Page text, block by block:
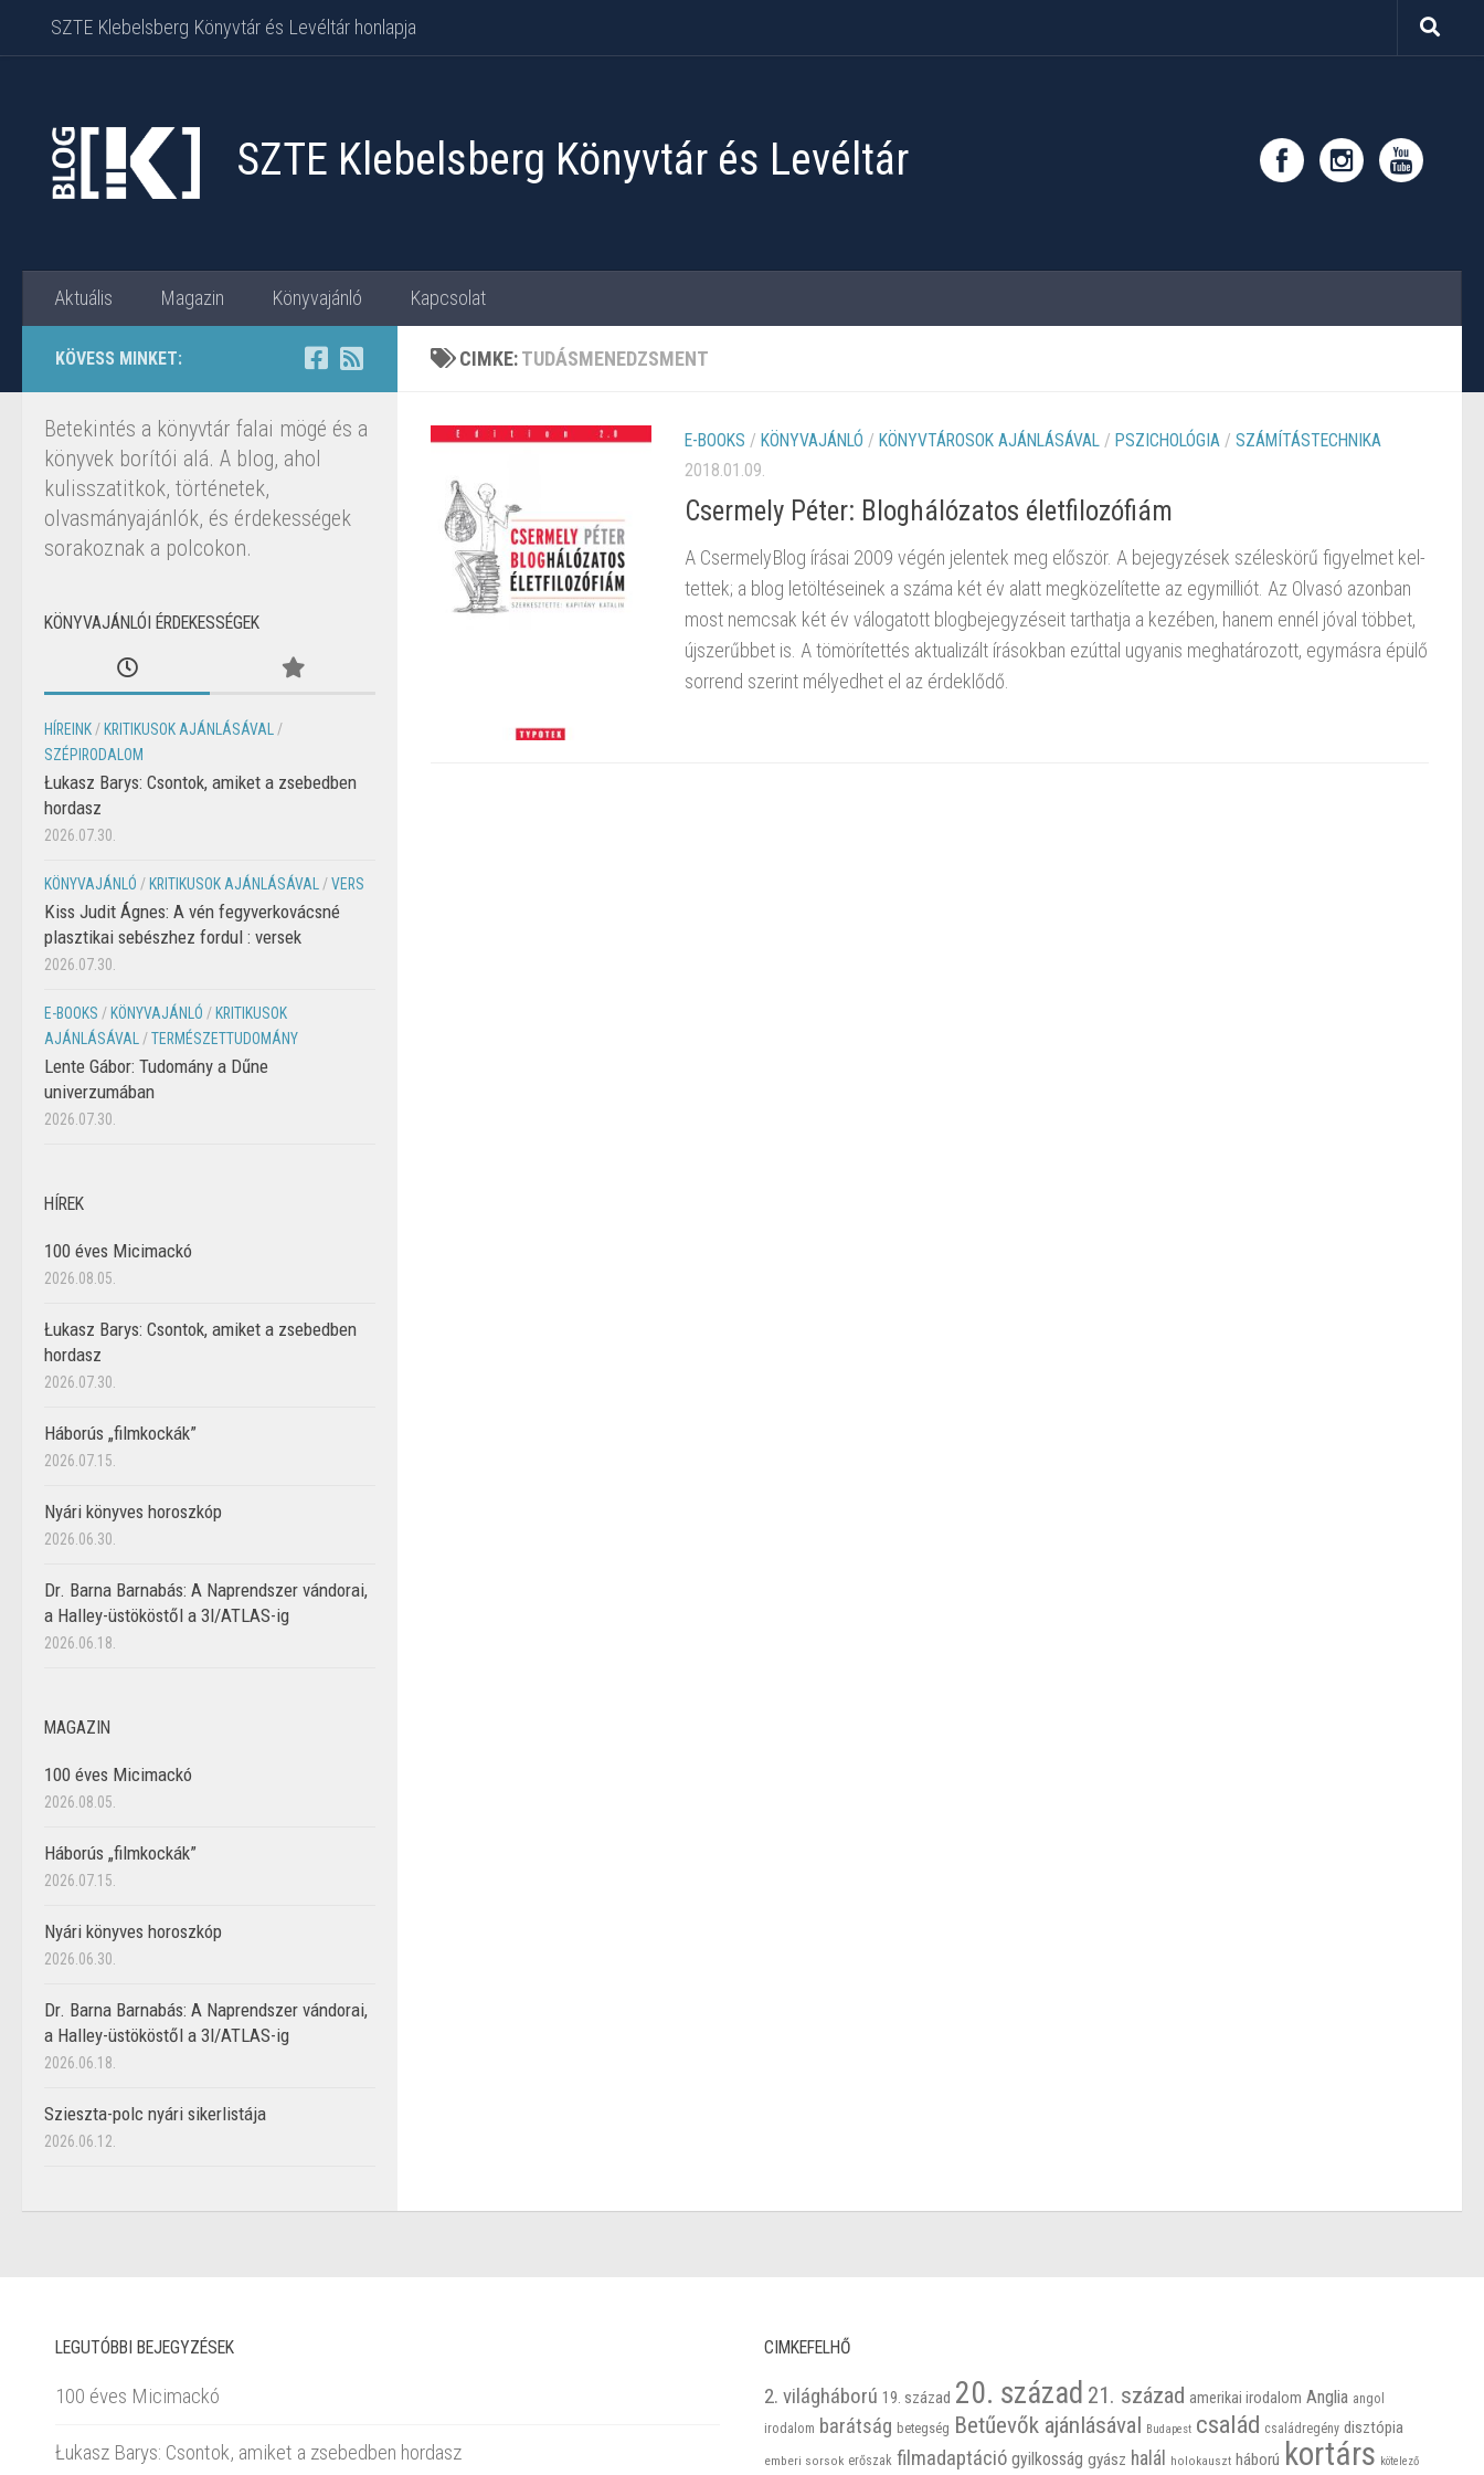
Skip to content
SZTE Klebelsberg Könyvtár és Levéltár honlapja
SZTE Klebelsberg Könyvtár és Levéltár
Aktuális Magazin Könyvajánló Kapcsolat
CIMKE:TUDÁSMENEDZSMENT
E-BOOKS / KÖNYVAJÁNLÓ / KÖNYVTÁROSOK AJÁNLÁSÁVAL / PSZICHOLÓGIA / SZÁMÍTÁSTECHNIKA
2018.01.09.
Csermely Péter: Bloghálózatos életfilozófiám
A Cser­mely­Blog írá­sai 2009 végén je­len­tek meg elő­ször. A be­jegy­zé­sek szé­les­kö­rű fi­gyel­met kel­
tet­tek; a blog le­töl­té­se­i­nek a száma két év alatt meg­kö­ze­lí­tet­te az egy­mil­li­ót. Az Ol­va­só azon­ban
most nem­csak két év vá­lo­ga­tott blog­be­jegy­zé­se­it tart­hat­ja a ke­zé­ben, hanem ennél jóval töb­bet,
új­sze­rűb­bet is. A tö­mö­rí­tet­tés ak­tu­a­li­zált írá­sok­ban ez­út­tal ugyan­is meg­ha­tá­ro­zott, egy­más­ra épülő
sor­rend sze­rint mé­lyed­het el az ér­dek­lő­dő.
KÖVESS MINKET:
Betekintés a könyvtár falai mögé és a
könyvek borítói alá. A blog, ahol
kulisszatitkok, történetek,
olvasmányajánlók, és érdekességek
sorakoznak a polcokon.
KÖNYVAJÁNLÓI ÉRDEKESSÉGEK
HÍREINK / KRITIKUSOK AJÁNLÁSÁVAL
/
SZÉPIRODALOM
Łukasz Barys: Csontok, amiket a zsebedben
hordasz
2026.07.30.
KÖNYVAJÁNLÓ / KRITIKUSOK AJÁNLÁSÁVAL /VERS
Kiss Judit Ágnes: A vén fegyverkovácsné
plasztikai sebészhez fordul : versek
2026.07.30.
E-BOOKS / KÖNYVAJÁNLÓ / KRITIKUSOK
AJÁNLÁSÁVAL
/TERMÉSZETTUDOMÁNY
Lente Gábor: Tudomány a Dűne
univerzumában
2026.07.30.
HÍREK
100 éves Micimackó
2026.08.05.
Łukasz Barys: Csontok, amiket a zsebedben
hordasz
2026.07.30.
Háborús „filmkockák”
2026.07.15.
Nyári könyves horoszkóp
2026.06.30.
Dr. Barna Barnabás: A Naprendszer vándorai,
a Halley-üstököstől a 3I/ATLAS-ig
2026.06.18.
MAGAZIN
100 éves Micimackó
2026.08.05.
Háborús „filmkockák”
2026.07.15.
Nyári könyves horoszkóp
2026.06.30.
Dr. Barna Barnabás: A Naprendszer vándorai,
a Halley-üstököstől a 3I/ATLAS-ig
2026.06.18.
Szieszta-polc nyári sikerlistája
2026.06.12.
LEGUTÓBBI BEJEGYZÉSEK
100 éves Micimackó
Łukasz Barys: Csontok, amiket a zsebedben hordasz
CIMKEFELHŐ
2. világháború 19. század 20. század 21. század amerikai irodalom Anglia angol
irodalom barátság betegség Betűevők ajánlásával Budapest család családregény disztópia
emberi sorsok erőszak filmadaptáció gyilkosság gyász halál holokauszt háború kortárs kötelező